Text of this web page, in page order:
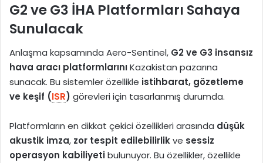
G2 ve G3 İHA Platformları Sahaya
Sunulacak
Anlaşma kapsamında Aero-Sentinel, G2 ve G3 insansız
hava aracı platformlarınıKazakistan pazarına
sunacak. Bu sistemler özellikle istihbarat, gözetleme
ve keşif (ISR) görevleri için tasarlanmış durumda.
Platformların en dikkat çekici özellikleri arasında düşük
akustik imza, zor tespit edilebilirlikve sessiz
operasyon kabiliyetibulunuyor. Bu özellikler, özellikle